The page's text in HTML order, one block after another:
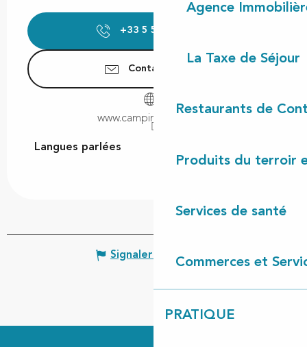
Agence
La Taxe de Séjour
Restaurants de
Produits du terroir
Services de santé
Commerces et
PRATIQUE
+33 5 58 42 94
Contactez-nous
www.camping-oceane.fr
Langues parlées
Langues parlées
Signaler une erreur